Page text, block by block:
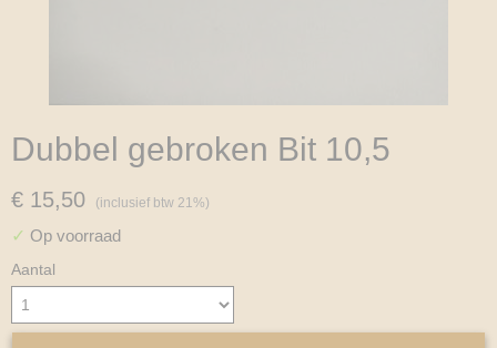
Dubbel gebroken Bit 10,5
€ 15,50 (inclusief btw 21%)
✓ Op voorraad
Aantal